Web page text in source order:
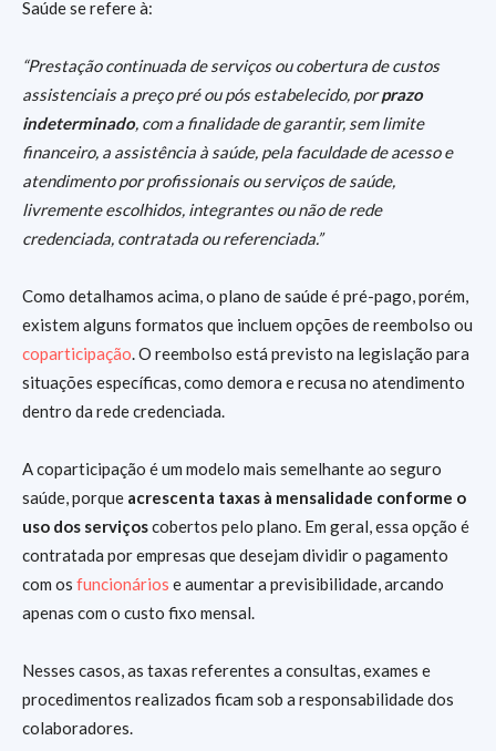
Saúde se refere à:
“Prestação continuada de serviços ou cobertura de custos
assistenciais a preço pré ou pós estabelecido, porprazo
indeterminado, com a finalidade de garantir, sem limite
financeiro, a assistência à saúde, pela faculdade de acesso e
atendimento por profissionais ou serviços de saúde,
livremente escolhidos, integrantes ou não de rede
credenciada, contratada ou referenciada.”
Como detalhamos acima, o plano de saúde é pré-pago, porém,
existem alguns formatos que incluem opções de reembolso ou
coparticipação. O reembolso está previsto na legislação para
situações específicas, como demora e recusa no atendimento
dentro da rede credenciada.
A coparticipação é um modelo mais semelhante ao seguro
saúde, porque acrescenta taxas à mensalidade conforme o
uso dos serviçoscobertos pelo plano. Em geral, essa opção é
contratada por empresas que desejam dividir o pagamento
com os funcionários e aumentar a previsibilidade, arcando
apenas com o custo fixo mensal.
Nesses casos, as taxas referentes a consultas, exames e
procedimentos realizados ficam sob a responsabilidade dos
colaboradores.